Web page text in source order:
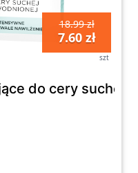
18.99 zł
7.60 zł
szt
do cery suchej